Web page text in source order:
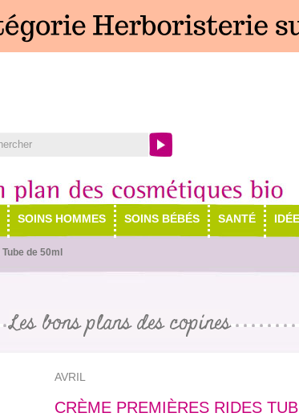
SOINS HOMMES SOINS BÉBÉS SANTÉ
de 50ml
Les bons plans des copines
AVRIL
CRÈME PREMIÈRES RIDES